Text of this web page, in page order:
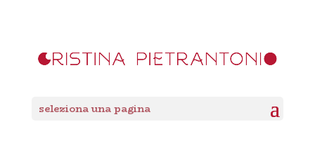
seleziona una pagina